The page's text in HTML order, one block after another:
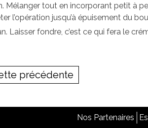
Mélanger tout en incorporant petit à
l’opération jusqu’à épuisement du
Laisser fondre, c’est ce qui fera le
précédente
Nos Partenaires